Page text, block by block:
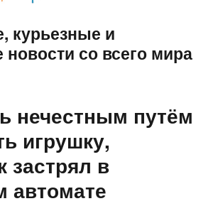
курьезные и
со всего мира
нечестным путём
игрушку,
застрял в
автомате